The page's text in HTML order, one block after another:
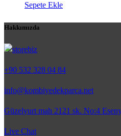
Sepete Ekle
Hakkımızda
+90 532 328 04 84
info@kombiyedekparca.net
Güzelyurt mah 2121 sk. No:4
Live Chat